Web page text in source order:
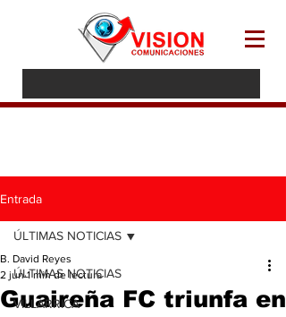
Entrada
ÚLTIMAS NOTICIAS
VILLARRICA
ÚLTIMAS NOTICIAS
Guaireña FC triunfa en
B. David Reyes
2 jun 1 min de lectura